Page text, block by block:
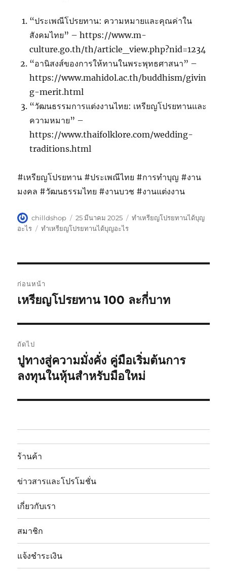
“ประเพณีโปรยทาน: ความหมายและคุณค่าใน
สังคมไทย” – https://www.m-
culture.go.th/th/article_view.php?nid=1234
“อานิสงส์ของการให้ทานในพระพุทธศาสนา” –
https://www.mahidol.ac.th/buddhism/givin
g-merit.html
“วัฒนธรรมการแต่งงานไทย: เหรียญโปรยทานและ
ความหมาย” –
https://www.thaifolklore.com/wedding-
traditions.html
#เหรียญโปรยทาน #ประเพณีไทย #การทำบุญ #งาน
มงคล #วัฒนธรรมไทย #งานบวช #งานแต่งงาน
ผู้
เขียน
chilldshop
เขียน
เมื่อ
25 มีนาคม 2025
หมวด
ทำเหรียญโปรยทานได้บุญ
อะไร
ป้าย
ทำเหรียญโปรยทานได้บุญอะไร
เรื่อง
ก่อนหน้า
เรื่อง
หน้า:
เหรียญโปรยทาน 100 ละกี่บาท
ถัดไป
เรื่อง
ต่อ
ปูทางสู่ความมั่งคั่ง คู่มือเริ่มต้นการ
ลงทุนในหุ้นสำหรับมือใหม่
ร้านค้า
ข่าวสารและโปรโมชั่น
เกี่ยวกับเรา
สมาชิก
แจ้งชำระเงิน